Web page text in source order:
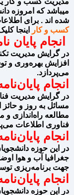
میباشد که امروزه
شده اند . برای
کسب و کار
اینجا
انجام پایان
در گرایش مدیریت
افزایش بهره‌وری و
می‌پردازد.
انجام
در گرایش مدیریت
مسائل به روز و
مطالعه راه‌اندازی
فناوری اطلاعات
انجام
در این حوزه
جغرافیا آب و هوا
جهت برنامه‌ریزی
انجام
در این حوزه